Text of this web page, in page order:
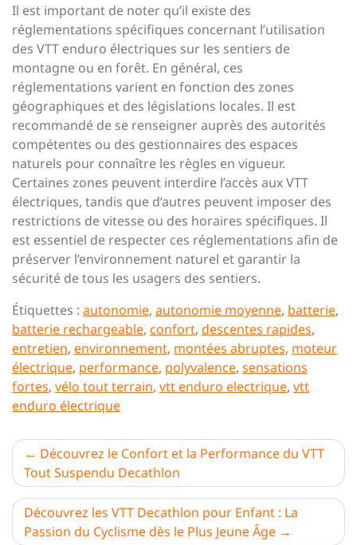
Il est important de noter qu’il existe des
réglementations spécifiques concernant l’utilisation
des VTT enduro électriques sur les sentiers de
montagne ou en forêt. En général, ces
réglementations varient en fonction des zones
géographiques et des législations locales. Il est
recommandé de se renseigner auprès des autorités
compétentes ou des gestionnaires des espaces
naturels pour connaître les règles en vigueur.
Certaines zones peuvent interdire l’accès aux VTT
électriques, tandis que d’autres peuvent imposer des
restrictions de vitesse ou des horaires spécifiques. Il
est essentiel de respecter ces réglementations afin de
préserver l’environnement naturel et garantir la
sécurité de tous les usagers des sentiers.
Étiquettes : autonomie, autonomie moyenne, batterie,
batterie rechargeable, confort, descentes rapides,
entretien, environnement, montées abruptes, moteur
électrique, performance, polyvalence, sensations
fortes, vélo tout terrain, vtt enduro electrique, vtt
enduro électrique
Navigation
de
l’article
Découvrez le Confort et la Performance du VTT
Tout Suspendu Decathlon
Découvrez les VTT Decathlon pour Enfant : La
Passion du Cyclisme dès le Plus Jeune Âge